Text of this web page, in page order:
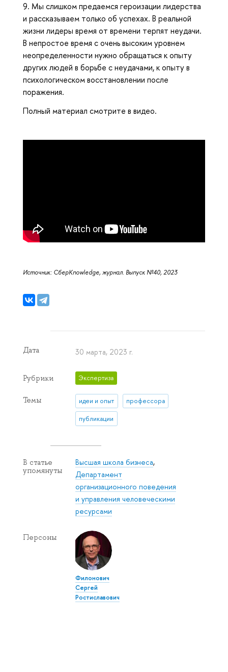
9. Мы слишком предаемся героизации лидерства
и рассказываем только об успехах. В реальной
жизни лидеры время от времени терпят неудачи.
В непростое время с очень высоким уровнем
неопределенности нужно обращаться к опыту
других людей в борьбе с неудачами, к опыту в
психологическом восстановлении после
поражения.
Полный материал смотрите в видео.
Источник: СберKnowledge, журнал. Выпуск №40, 2023
Дата 30 марта, 2023 г.
Рубрики Экспертиза
Темы идеи и опыт профессора
публикации
В статье
упомянуты
Высшая школа бизнеса,
Департамент
организационного поведения
и управления человеческими
ресурсами
Персоны
Филонович
Сергей
Ростиславович